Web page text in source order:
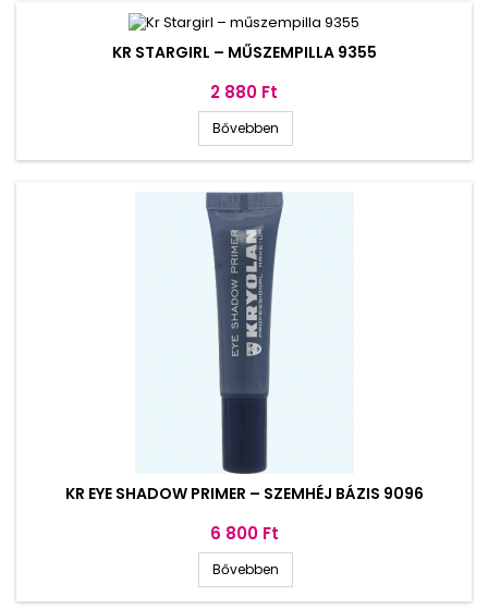
KR STARGIRL – MŰSZEMPILLA 9355
Ár
2 880 Ft
Bővebben
KR EYE SHADOW PRIMER – SZEMHÉJ BÁZIS 9096
Ár
6 800 Ft
Bővebben